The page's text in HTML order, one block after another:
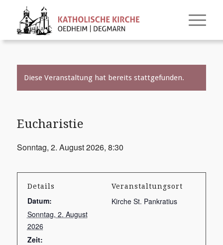
Diese Veranstaltung hat bereits stattgefunden.
Eucharistie
Sonntag, 2. August 2026, 8:30
Details
Datum:
Sonntag, 2. August
2026
Zeit:
Veranstaltungsort
Kirche St. Pankratius